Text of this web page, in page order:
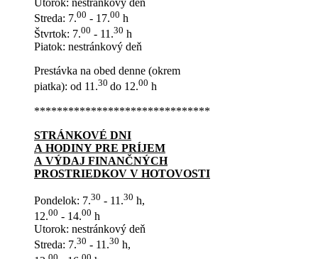
Streda: 7.00 - 17.00 h
Štvrtok: 7.00 - 11.30 h
Piatok: nestránkový deň
Prestávka na obed denne (okrem
piatka): od 11.30 do 12.00 h
*******************************
STRÁNKOVÉ DNI
A HODINY PRE PRÍJEM
A VÝDAJ FINANČNÝCH
PROSTRIEDKOV V HOTOVOSTI
Pondelok: 7.30 - 11.30 h,
12.00 - 14.00 h
Utorok: nestránkový deň
Streda: 7.30 - 11.30 h,